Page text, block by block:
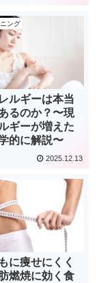
ング
ルギーは本当
るのか？〜現
ギーが増えた
的に解説〜
2025.12.13
に痩せにくく
燃焼に効く食